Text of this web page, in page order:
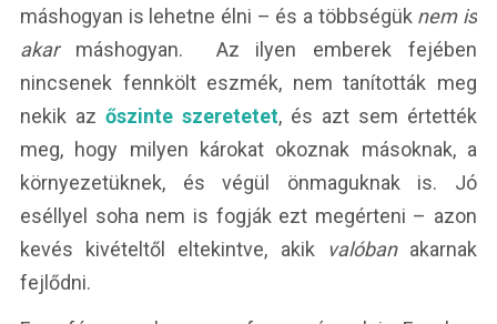
máshogyan is lehetne élni – és a többségük nem is
akarmáshogyan. Az ilyen emberek fejében
nincsenek fennkölt eszmék, nem tanították meg
nekik az őszinte szeretetet, és azt sem értették
meg, hogy milyen károkat okoznak másoknak, a
környezetüknek, és végül önmaguknak is. Jó
eséllyel soha nem is fogják ezt megérteni – azon
kevés kivételtől eltekintve, akik
valóbanakarnak
fejlődni.